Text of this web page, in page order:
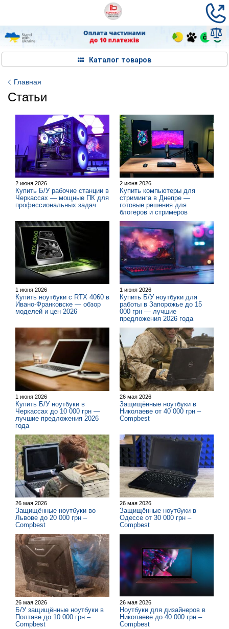
Каталог товаров
Главная
Статьи
2 июня 2026
Купить Б/У рабочие станции в
Черкассах — мощные ПК для
профессиональных задач
2 июня 2026
Купить компьютеры для
стриминга в Днепре —
готовые решения для
блогеров и стримеров
1 июня 2026
Купить ноутбуки с RTX 4060 в
Ивано-Франковске — обзор
моделей и цен 2026
1 июня 2026
Купить Б/У ноутбуки для
работы в Запорожье до 15
000 грн — лучшие
предложения 2026 года
1 июня 2026
Купить Б/У ноутбуки в
Черкассах до 10 000 грн —
лучшие предложения 2026
года
26 мая 2026
Защищённые ноутбуки в
Николаеве от 40 000 грн –
Compbest
26 мая 2026
Защищённые ноутбуки во
Львове до 20 000 грн –
Compbest
26 мая 2026
Защищённые ноутбуки в
Одессе от 30 000 грн –
Compbest
26 мая 2026
Б/У защищённые ноутбуки в
Полтаве до 10 000 грн –
Compbest
26 мая 2026
Ноутбуки для дизайнеров в
Николаеве до 40 000 грн –
Compbest